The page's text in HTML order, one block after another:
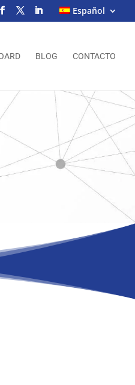
Español
BLOG CONTACTO